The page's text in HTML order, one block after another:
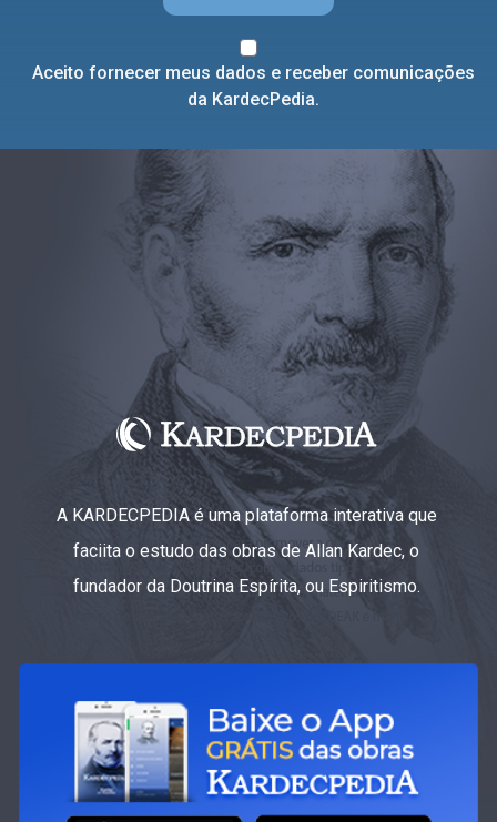
Aceito fornecer meus dados e receber comunicações
da KardecPedia.
A KARDECPEDIA é uma plataforma interativa que
faciita o estudo das obras de Allan Kardec, o
fundador da Doutrina Espírita, ou Espiritismo.